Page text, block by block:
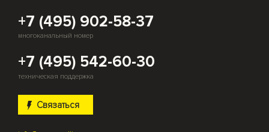
+7 (495) 902-58-37
многоканальный номер
+7 (495) 542-60-30
техническая поддержка
Связаться